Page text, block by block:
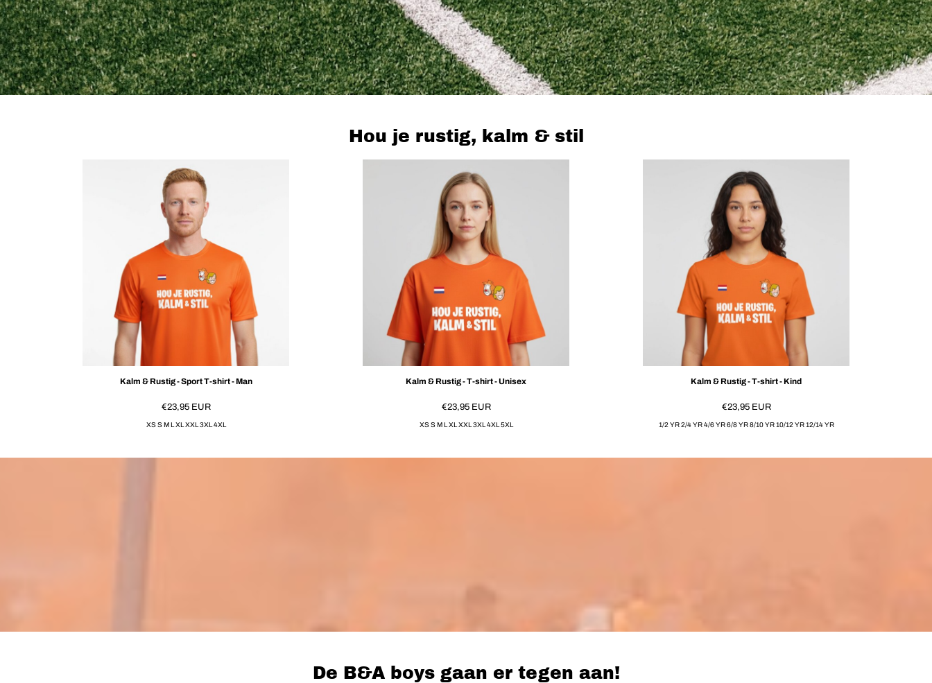
Hou je rustig, kalm & stil
Kalm & Rustig - Sport T-shirt - Man
€23,95 EUR
XS S M L XL XXL 3XL 4XL
Kalm & Rustig - T-shirt - Unisex
€23,95 EUR
XS S M L XL XXL 3XL 4XL 5XL
Kalm & Rustig - T-shirt - Kind
€23,95 EUR
1/2 YR 2/4 YR 4/6 YR 6/8 YR 8/10 YR 10/12 YR 12/14 YR
De B&A boys gaan er tegen aan!